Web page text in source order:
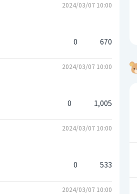
2024/03/07 10:00
0 670
2024/03/07 10:00
0 1,005
2024/03/07 10:00
0 533
2024/03/07 10:00